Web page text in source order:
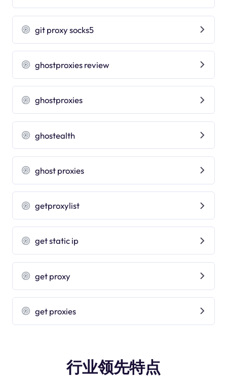
git proxy socks5
ghostproxies review
ghostproxies
ghostealth
ghost proxies
getproxylist
get static ip
get proxy
get proxies
行业领先特点